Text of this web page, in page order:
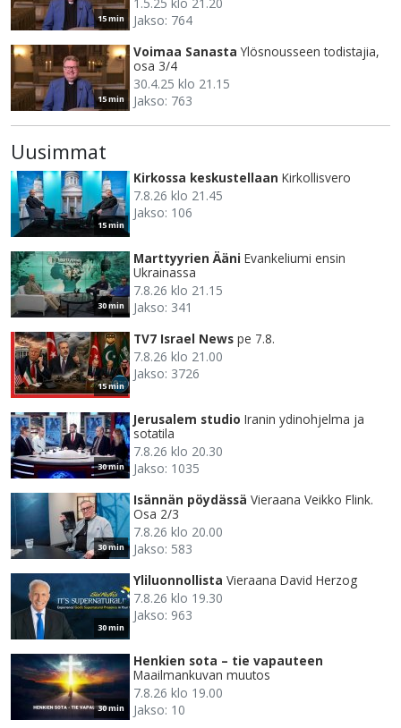
15 min
1.5.25 klo 21.20
Jakso: 764
15 min
Voimaa Sanasta Ylösnousseen todistajia,
osa 3/4
30.4.25 klo 21.15
Jakso: 763
Uusimmat
15 min
Kirkossa keskustellaan Kirkollisvero
7.8.26 klo 21.45
Jakso: 106
30 min
Marttyyrien Ääni Evankeliumi ensin
Ukrainassa
7.8.26 klo 21.15
Jakso: 341
15 min
TV7 Israel News pe 7.8.
7.8.26 klo 21.00
Jakso: 3726
30 min
Jerusalem studio Iranin ydinohjelma ja
sotatila
7.8.26 klo 20.30
Jakso: 1035
30 min
Isännän pöydässä Vieraana Veikko Flink.
Osa 2/3
7.8.26 klo 20.00
Jakso: 583
30 min
Yliluonnollista Vieraana David Herzog
7.8.26 klo 19.30
Jakso: 963
30 min
Henkien sota – tie vapauteen
Maailmankuvan muutos
7.8.26 klo 19.00
Jakso: 10